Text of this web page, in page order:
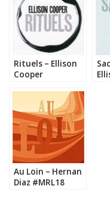
Rituels – Ellison
Cooper
Au Loin – Hernan
Diaz #MRL18